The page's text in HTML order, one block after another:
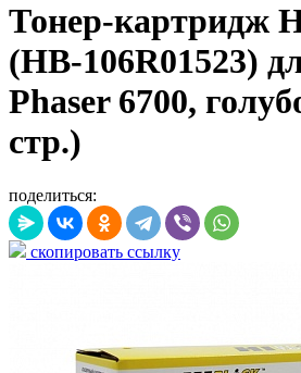
Тонер-картридж
(HB-106R01523)
Phaser 6700,
стр.)
поделиться:
скопировать ссылку